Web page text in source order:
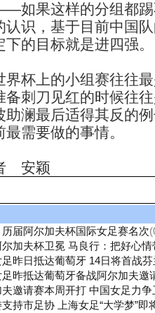
如果这样的分组都踢
认识，基于目前中国
的目标就是进四强。
上的小组赛往往最
备刺刀见红的时候往
助澜最后适得其反的
需要做的事情。
安颖
历届阿尔加夫杯国际女足赛名次
加夫杯卫冕 马良行：把好心
昨日抵达葡萄牙 14日将首战
昨抵达葡萄牙备战阿尔加夫邀
夫邀请赛本周开打 中国女足力争
持市足协 上海女足“大学梦”即